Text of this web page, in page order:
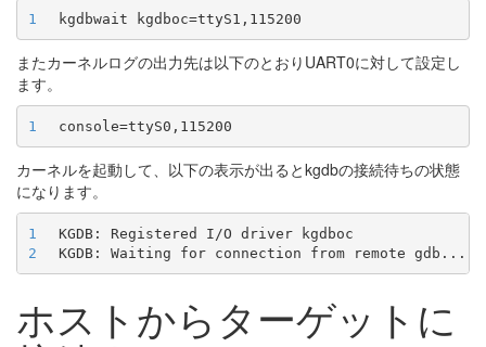
1
またカーネルログの出力先は以下のとおりUART0に対して設定し
ます。
1
カーネルを起動して、以下の表示が出るとkgdbの接続待ちの状態
になります。
1
2
ホストからターゲットに